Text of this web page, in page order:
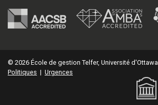
© 2026 École de gestion Telfer, Université d'Ottawa
Politiques | Urgences